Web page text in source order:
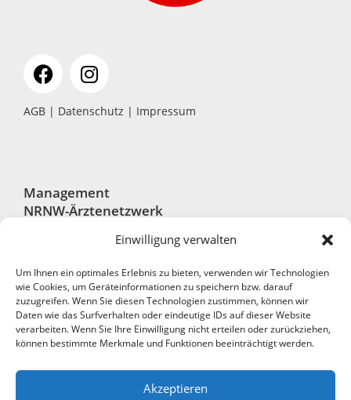
Einwilligung verwalten
Um Ihnen ein optimales Erlebnis zu bieten, verwenden wir Technologien
wie Cookies, um Geräteinformationen zu speichern bzw. darauf
zuzugreifen. Wenn Sie diesen Technologien zustimmen, können wir
Daten wie das Surfverhalten oder eindeutige IDs auf dieser Website
verarbeiten. Wenn Sie Ihre Einwilligung nicht erteilen oder zurückziehen,
können bestimmte Merkmale und Funktionen beeinträchtigt werden.
Akzeptieren
AGB | Datenschutz | Impressum
Management
NRNW-Ärztenetzwerk
SeCoMe – Ihr Medical Manager im Auftrag für das
Robert-Bosch-Str. 7, 40668 Meerbusch
+49 2150 794390-0